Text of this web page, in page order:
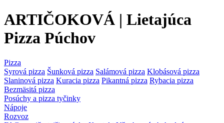
ARTIČOKOVÁ | Lietajúca
Pizza Púchov
Pizza
Syrová pizza Šunková pizza Salámová pizza Klobásová pizza
Slaninová pizza Kuracia pizza Pikantná pizza Rybacia pizza
Bezmäsitá pizza
Posúchy a pizza tyčinky
Nápoje
Rozvoz